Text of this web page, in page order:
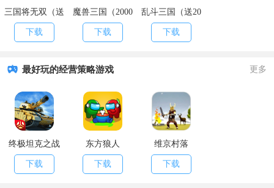
三国将无双（送
充值永抽）
下载
魔兽三国（2000
欧皇抽）
下载
乱斗三国（送20
万充值）
下载
最好玩的经营策略游戏 更多
终极坦克之战
下载
东方狼人
下载
维京村落
下载